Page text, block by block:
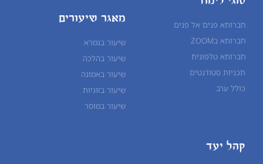
חברותא פנים אל פנים
חברותא בZOOM
חברותא טלפונית
תכניות סטודנטים
כולל ערב
מאגר שיעורים
שיעור בגמרא
שיעור בהלכה
שיעור באמונה
שיעור בזוגיות
שיעור במוסר
קהל יעד